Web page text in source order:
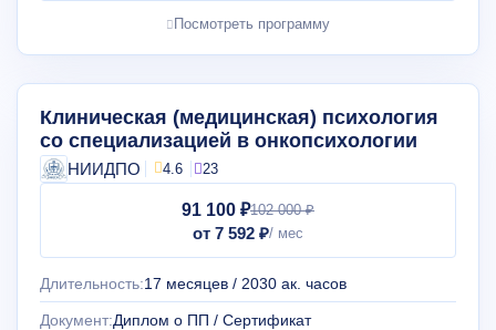
Посмотреть программу
Клиническая (медицинская) психология
со специализацией в онкопсихологии
НИИДПО 4.6 23
91 100 ₽102 000 ₽
от 7 592 ₽
Длительность:17 месяцев / 2030 ак. часов
Документ:Диплом о ПП / Сертификат